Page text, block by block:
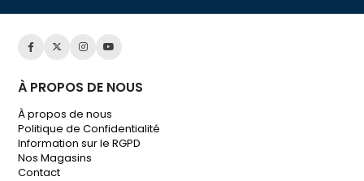
À PROPOS DE NOUS
À propos de nous
Politique de Confidentialité
Information sur le RGPD
Nos Magasins
Contact